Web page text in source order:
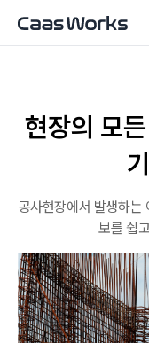
현장의 모
공사현장에서 발생하는
보를 쉽